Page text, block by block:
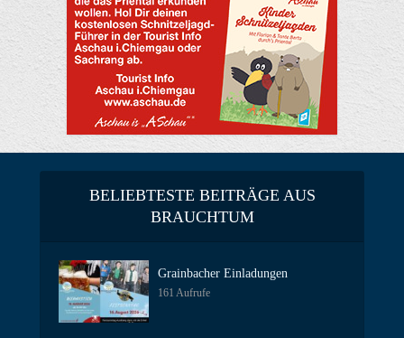
BELIEBTESTE BEITRÄGE AUS
BRAUCHTUM
Grainbacher Einladungen
161 Aufrufe